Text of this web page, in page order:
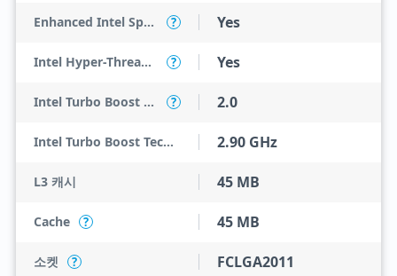
Enhanced Intel SpeedStep Technology ? Yes
Intel Hyper-Threading Technology ? Yes
Intel Turbo Boost Technology ? 2.0
Intel Turbo Boost Technology 2.0 Frequency 2.90 GHz
L3 캐시 45 MB
Cache ? 45 MB
소켓 ? FCLGA2011